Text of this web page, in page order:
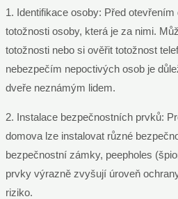
1. Identifikace osoby: Před
totožnosti osoby, která je za nimi.
totožnosti nebo si ověřit totožnost
nebezpečím nepoctivých osob je
dveře neznámým lidem.
2. Instalace bezpečnostních prvků:
domova lze instalovat různé
bezpečnostní zámky, peepholes
prvky výrazně zvyšují úroveň
riziko.